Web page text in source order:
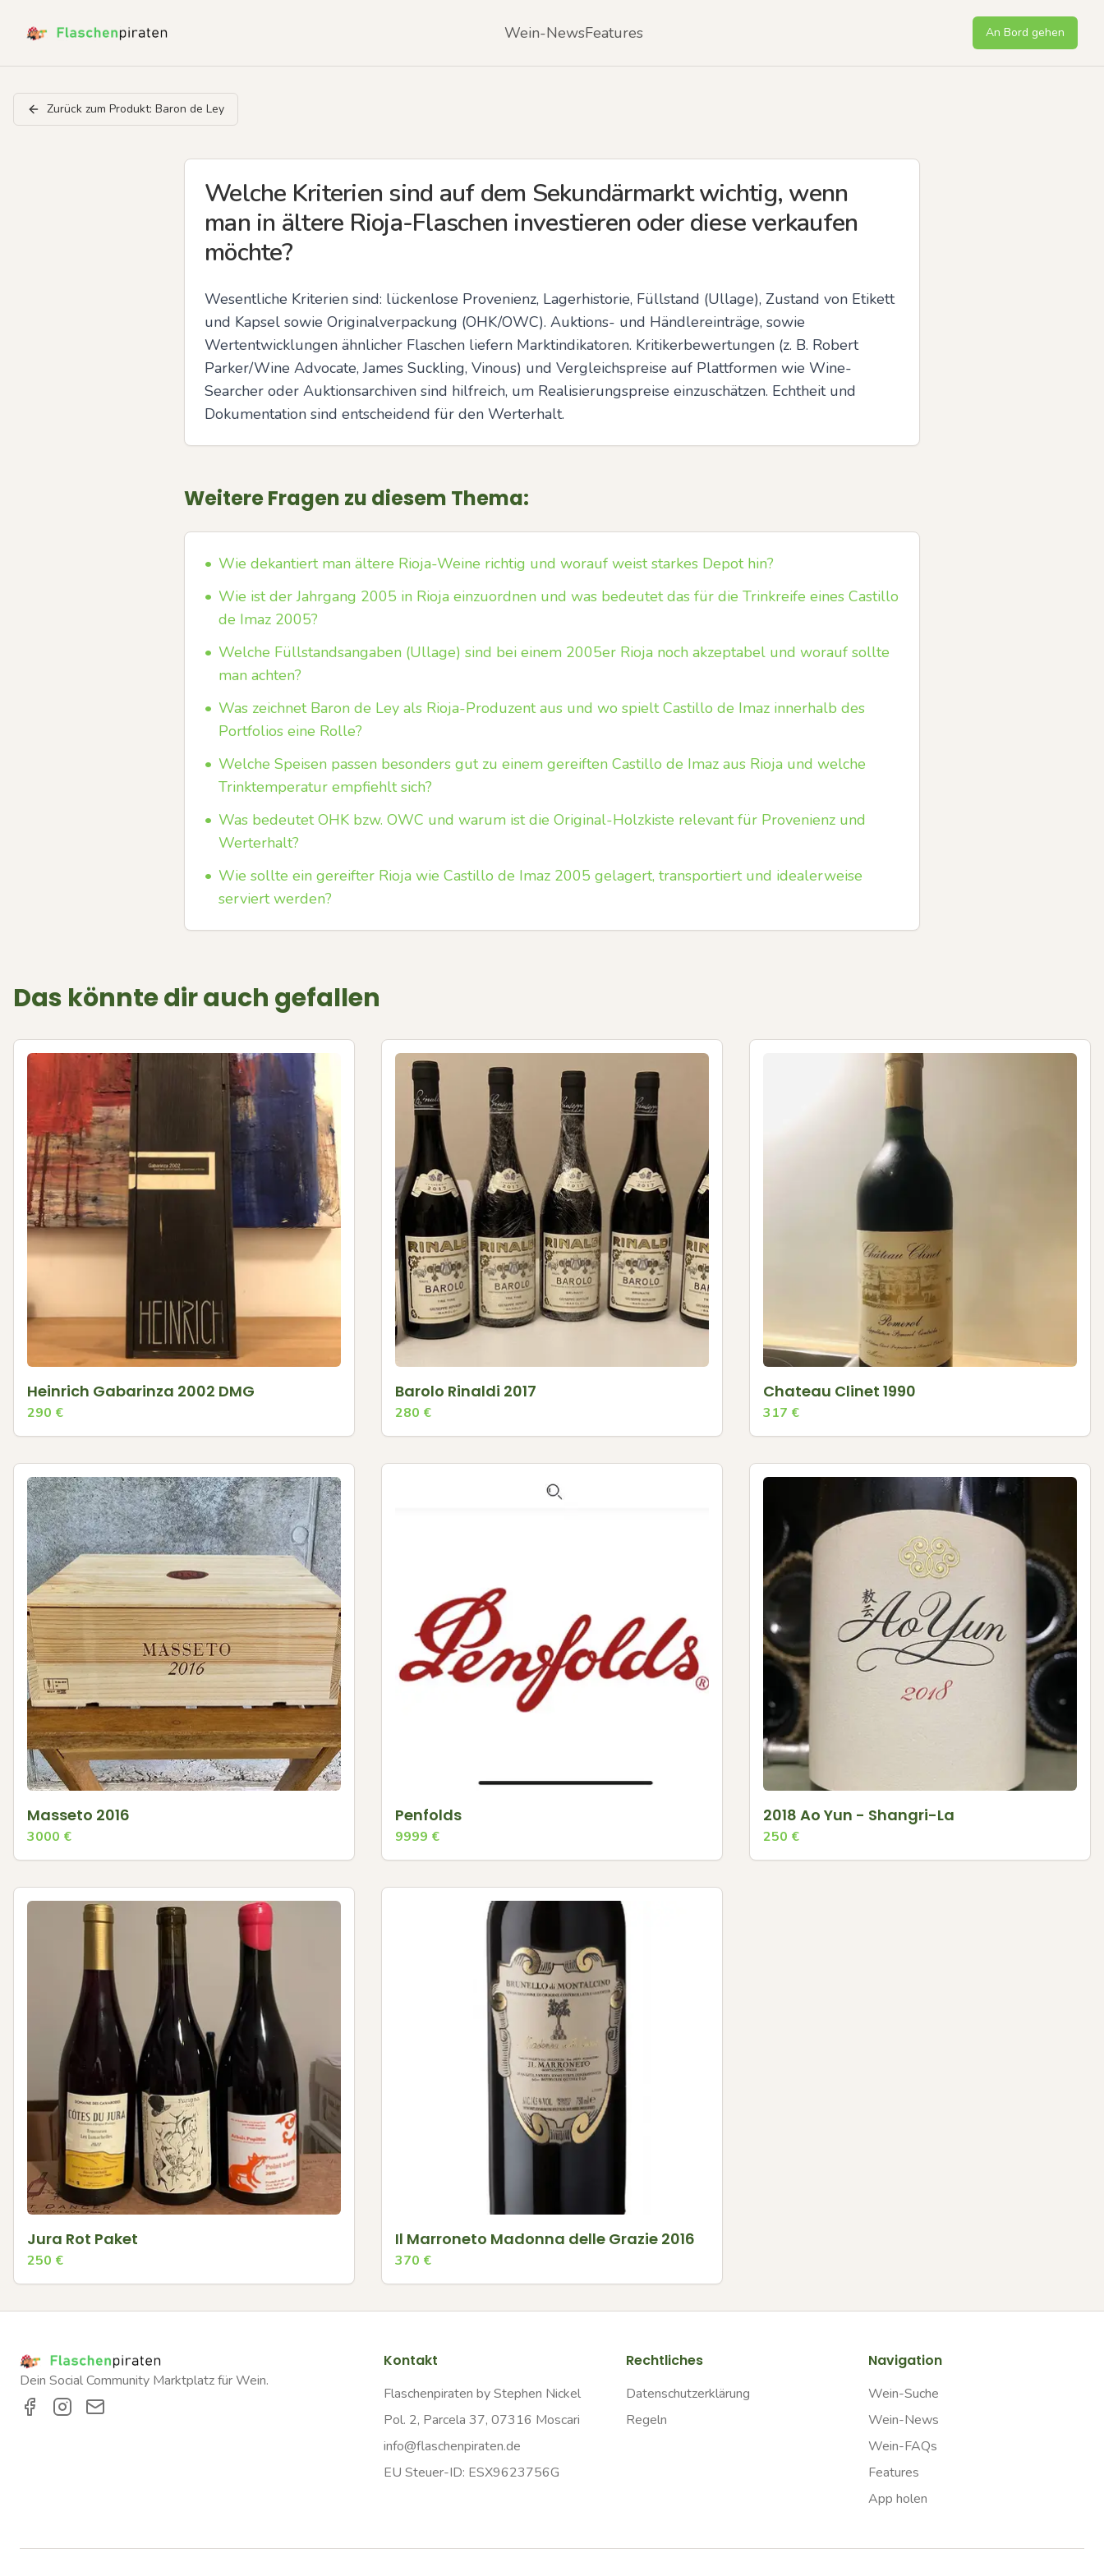
Wein-NewsFeatures An Bord gehen
Zurück zum Produkt: Baron de Ley
Welche Kriterien sind auf dem Sekundärmarkt wichtig, wenn
man in ältere Rioja-Flaschen investieren oder diese verkaufen
möchte?
Wesentliche Kriterien sind: lückenlose Provenienz, Lagerhistorie, Füllstand (Ullage), Zustand von Etikett
und Kapsel sowie Originalverpackung (OHK/OWC). Auktions- und Händlereinträge, sowie
Wertentwicklungen ähnlicher Flaschen liefern Marktindikatoren. Kritikerbewertungen (z. B. Robert
Parker/Wine Advocate, James Suckling, Vinous) und Vergleichspreise auf Plattformen wie Wine-
Searcher oder Auktionsarchiven sind hilfreich, um Realisierungspreise einzuschätzen. Echtheit und
Dokumentation sind entscheidend für den Werterhalt.
Weitere Fragen zu diesem Thema:
• Wie dekantiert man ältere Rioja-Weine richtig und worauf weist starkes Depot hin?
• Wie ist der Jahrgang 2005 in Rioja einzuordnen und was bedeutet das für die Trinkreife eines Castillo
de Imaz 2005?
• Welche Füllstandsangaben (Ullage) sind bei einem 2005er Rioja noch akzeptabel und worauf sollte
man achten?
• Was zeichnet Baron de Ley als Rioja-Produzent aus und wo spielt Castillo de Imaz innerhalb des
Portfolios eine Rolle?
• Welche Speisen passen besonders gut zu einem gereiften Castillo de Imaz aus Rioja und welche
Trinktemperatur empfiehlt sich?
• Was bedeutet OHK bzw. OWC und warum ist die Original-Holzkiste relevant für Provenienz und
Werterhalt?
• Wie sollte ein gereifter Rioja wie Castillo de Imaz 2005 gelagert, transportiert und idealerweise
serviert werden?
Das könnte dir auch gefallen
Heinrich Gabarinza 2002 DMG
290 €
Barolo Rinaldi 2017
280 €
Chateau Clinet 1990
317 €
Masseto 2016
3000 €
Penfolds
9999 €
2018 Ao Yun - Shangri-La
250 €
Jura Rot Paket
250 €
Il Marroneto Madonna delle Grazie 2016
370 €
Dein Social Community Marktplatz für Wein.
Kontakt
Flaschenpiraten by Stephen Nickel
Pol. 2, Parcela 37, 07316 Moscari
info@flaschenpiraten.de
EU Steuer-ID: ESX9623756G
Rechtliches
Datenschutzerklärung
Regeln
Navigation
Wein-Suche
Wein-News
Wein-FAQs
Features
App holen